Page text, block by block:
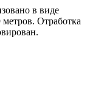
в виде
Отработка